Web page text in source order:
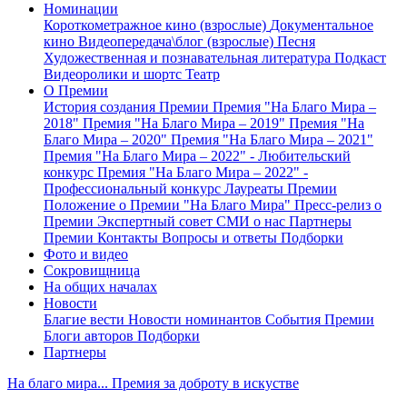
Номинации
Короткометражное кино (взрослые) Документальное
кино Видеопередача\блог (взрослые) Песня
Художественная и познавательная литература Подкаст
Видеоролики и шортс Театр
О Премии
История создания Премии Премия "На Благо Мира –
2018" Премия "На Благо Мира – 2019" Премия "На
Благо Мира – 2020" Премия "На Благо Мира – 2021"
Премия "На Благо Мира – 2022" - Любительский
конкурс Премия "На Благо Мира – 2022" -
Профессиональный конкурс Лауреаты Премии
Положение о Премии "На Благо Мира" Пресс-релиз о
Премии Экспертный совет СМИ о нас Партнеры
Премии Контакты Вопросы и ответы Подборки
Фото и видео
Сокровищница
На общих началах
Новости
Благие вести Новости номинантов События Премии
Блоги авторов Подборки
Партнеры
На благо мира... Премия за доброту в искустве